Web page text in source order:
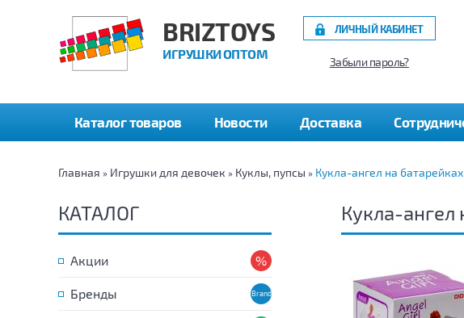
BRIZTOYS
ИГРУШКИ ОПТОМ
ЛИЧНЫЙ КАБИНЕТ
Забыли пароль?
Каталог товаров Новости Доставка
Главная » Игрушки для девочек » Куклы, пупсы » Кукла-ангел на
КАТАЛОГ
Акции
Бренды
Кукла-ангел